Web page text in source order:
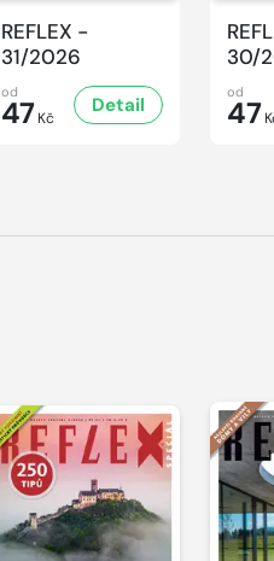
REFLEX -
31/2026
od
47 Kč
Detail
30/
od
47